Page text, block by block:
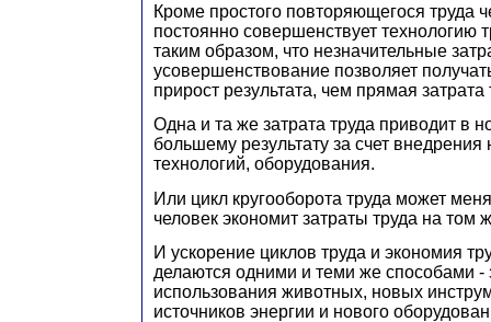
Кроме простого повторяющегося труда
постоянно совершенствует технологию
таким образом, что незначительные
усовершенствование позволяет
прирост результата, чем прямая затрата
Одна и та же затрата труда приводит в
большему результату за счет
технологий, оборудования.
Или цикл кругооборота труда может
человек экономит затраты труда на том
И ускорение циклов труда и экономия
делаются одними и теми же способами -
использования животных, новых
источников энергии и нового